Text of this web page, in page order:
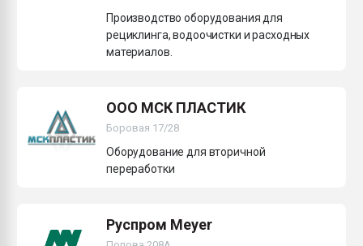
Производство оборудования для
рециклинга, водоочистки и расходных
материалов.
Руспром Meyer
ООО МСК ПЛАСТИК
Боровая 17/28
Оборудование для вторичной
переработки